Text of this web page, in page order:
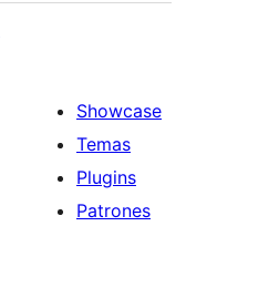
Showcase
Temas
Plugins
Patrones